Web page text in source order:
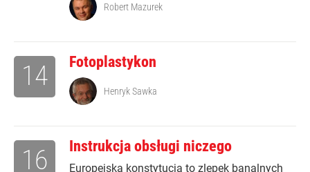
Robert Mazurek
Fotoplastykon
14 Henryk Sawka
Instrukcja obsługi niczego
Europejska konstytucja to zlepek banalnych
16